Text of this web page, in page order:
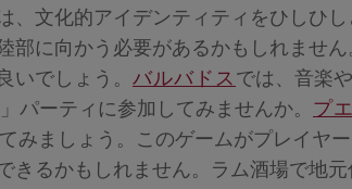
、文化的アイデンティティをひしひし
部に向かう必要があるかもしれません
いでしょう。 バルバドス では、音楽
パーティに参加してみませんか。 プ
みましょう。このゲームがプレイヤ
きるかもしれません。ラム酒場で地元